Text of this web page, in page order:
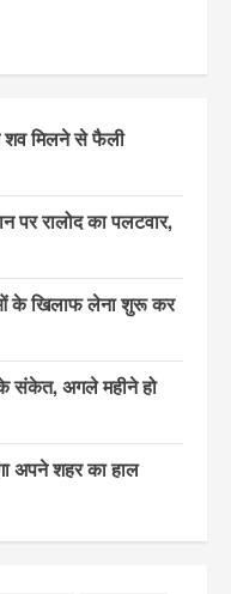
शव मिलने से फैली
पर रालोद का पलटवार,
के खिलाफ लेना शुरू कर
के संकेत, अगले महीने हो
अपने शहर का हाल